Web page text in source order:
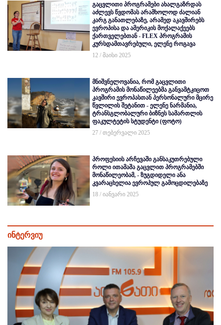
გაცვლითი პროგრამები ახალგაზრდას
აძლევს წვდომას არამხოლოდ ძალიან
კარგ განათლებაზე, არამედ აკავშირებს
ევროპისა და ამერიკის მოქალაქეებს
ქართველებთან - FLEX პროგრამის
კურსდამთავრებული, ელენე როგავა
12 / მაისი 2025
მნიშვნელოვანია, რომ გაცვლითი
პროგრამის მონაწილეებმა განვამტკიცოთ
კავშირი ევროპასთან პერსონალური მცირე
წვლილის შეტანით - ელენე ნარმანია,
ტრანსგლობალური ბიზნეს სამართლის
ფაკულტეტის სტუდენტი (ფოტო)
27 / თებერვალი 2025
პროფესიის არჩევაში განსაკუთრებული
როლი ითამაშა გაცვლით პროგრამებში
მონაწილეობამ, - ზუგდიდელი ანა
კვარაცხელია ევროპულ გამოცდილებაზე
18 / იანვარი 2025
ინტერვიუ